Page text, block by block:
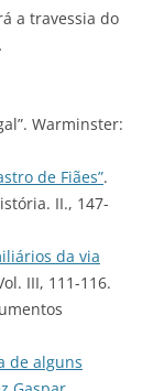
a travessia do
.
Warminster:
de Fiães”.
II., 147-
da via
III, 111-116.
de alguns